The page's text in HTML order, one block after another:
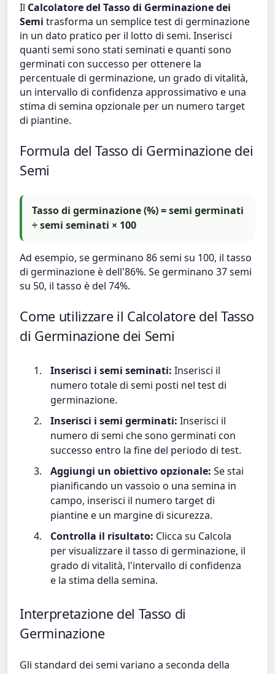
Il Calcolatore del Tasso di Germinazione dei
Semi trasforma un semplice test di germinazione
in un dato pratico per il lotto di semi. Inserisci
quanti semi sono stati seminati e quanti sono
germinati con successo per ottenere la
percentuale di germinazione, un grado di vitalità,
un intervallo di confidenza approssimativo e una
stima di semina opzionale per un numero target
di piantine.
Formula del Tasso di Germinazione dei
Semi
Tasso di germinazione (%) = semi germinati
÷ semi seminati × 100
Ad esempio, se germinano 86 semi su 100, il tasso
di germinazione è dell'86%. Se germinano 37 semi
su 50, il tasso è del 74%.
Come utilizzare il Calcolatore del Tasso
di Germinazione dei Semi
Inserisci i semi seminati: Inserisci il
numero totale di semi posti nel test di
germinazione.
Inserisci i semi germinati: Inserisci il
numero di semi che sono germinati con
successo entro la fine del periodo di test.
Aggiungi un obiettivo opzionale: Se stai
pianificando un vassoio o una semina in
campo, inserisci il numero target di
piantine e un margine di sicurezza.
Controlla il risultato: Clicca su Calcola
per visualizzare il tasso di germinazione, il
grado di vitalità, l'intervallo di confidenza
e la stima della semina.
Interpretazione del Tasso di
Germinazione
Gli standard dei semi variano a seconda della